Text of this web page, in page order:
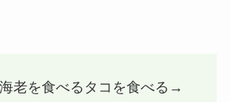
老を食べるタコを食べる→